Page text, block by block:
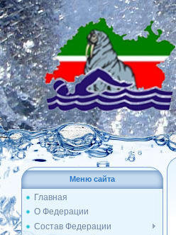
Меню сайта
Главная
О Федерации
Состав Федерации